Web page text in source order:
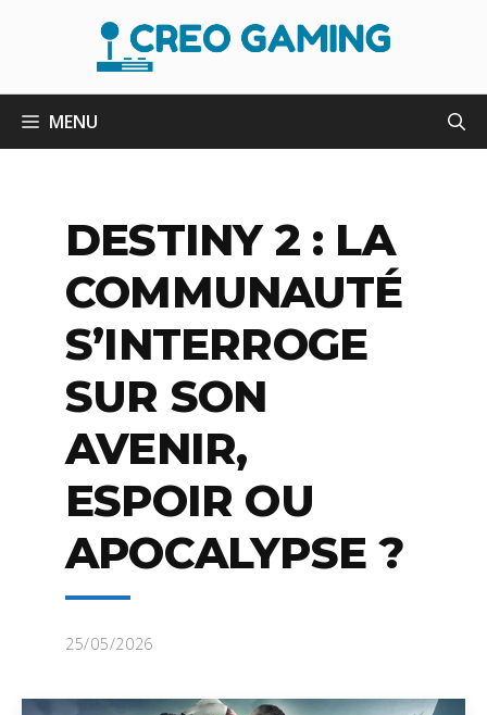
MENU
DESTINY 2 : LA
COMMUNAUTÉ
S’INTERROGE
SUR SON
AVENIR,
ESPOIR OU
APOCALYPSE ?
25/05/2026